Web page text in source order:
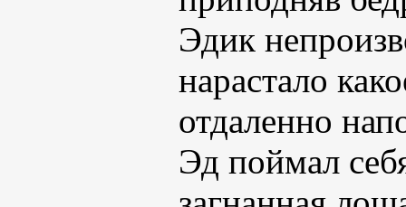
Эдик
нарастало
отдаленно
Эд поймал